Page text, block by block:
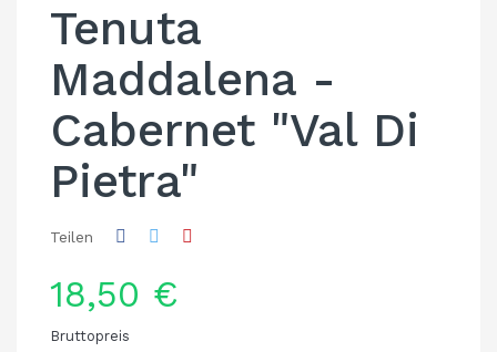
Tenuta
Maddalena -
Cabernet "Val Di
Pietra"
Teilen
18,50 €
Bruttopreis